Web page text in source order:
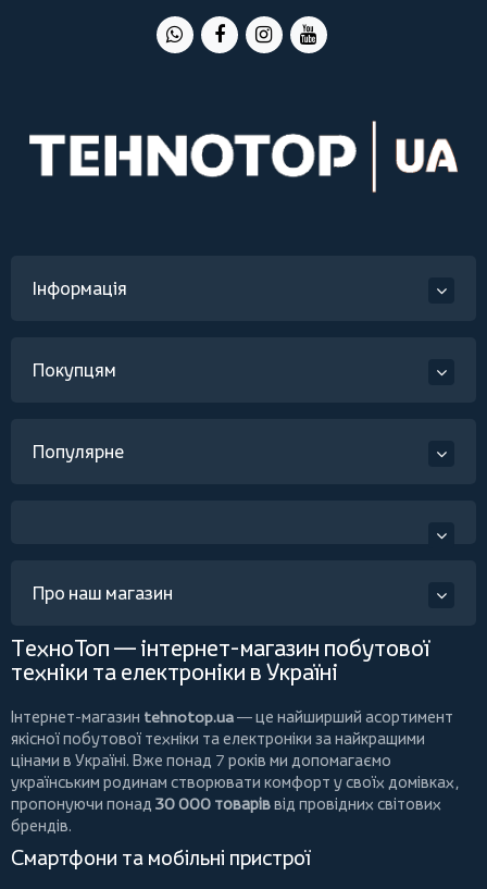
Інформація
Покупцям
Популярне
Про наш магазин
ТехноТоп — інтернет-магазин побутової
техніки та електроніки в Україні
Інтернет-магазин tehnotop.ua— це найширший асортимент
якісної побутової техніки та електроніки за найкращими
цінами в Україні. Вже понад 7 років ми допомагаємо
українським родинам створювати комфорт у своїх домівках,
пропонуючи понад 30 000 товаріввід провідних світових
брендів.
Смартфони та мобільні пристрої